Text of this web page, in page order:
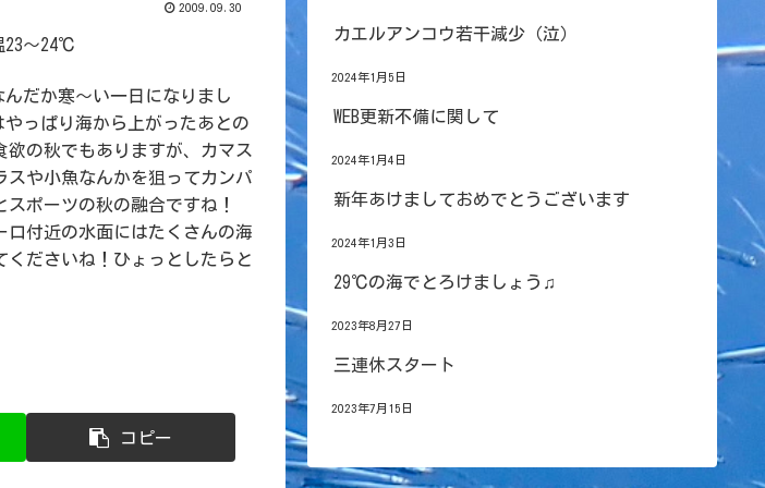
2009.09.30
23～24℃
だか寒～い一日になりまし
っぱり海から上がったあとの
の秋でもありますが、カマス
や小魚なんかを狙ってカンパ
ポーツの秋の融合ですね！
口付近の水面にはたくさんの海
ださいね！ひょっとしたらと
コピー
カエルアンコウ若干減少（泣）
2024年1月5日
WEB更新不備に関して
2024年1月4日
新年あけましておめでとうございます
2024年1月3日
29℃の海でとろけましょう♫
2023年8月27日
三連休スタート
2023年7月15日